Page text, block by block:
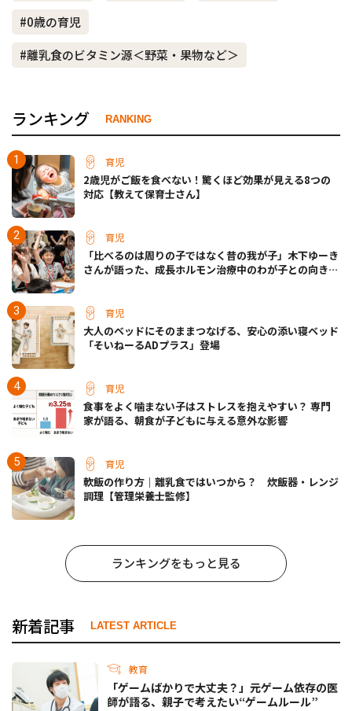
#0歳の育児
#離乳食のビタミン源＜野菜・果物など＞
ランキング RANKING
育児
2歳児がご飯を食べない！驚くほど効果が見える8つの
対応【教えて保育士さん】
育児
「比べるのは周りの子ではなく昔の我が子」木下ゆーき
さんが語った、成長ホルモン治療中のわが子との向き合
育児
大人のベッドにそのままつなげる、安心の添い寝ベッド
「そいねーるADプラス」登場
育児
食事をよく噛まない子はストレスを抱えやすい？ 専門
家が語る、朝食が子どもに与える意外な影響
育児
軟飯の作り方｜離乳食ではいつから？ 炊飯器・レンジ
調理【管理栄養士監修】
ランキングをもっと見る
新着記事 LATEST ARTICLE
教育
「ゲームばかりで大丈夫？」元ゲーム依存の医
師が語る、親子で考えたい“ゲームルール”